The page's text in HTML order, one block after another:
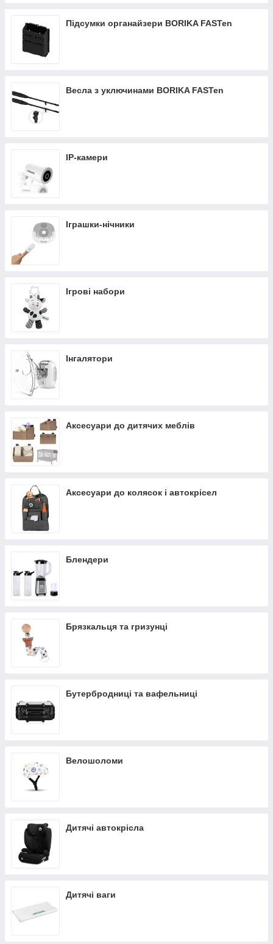
Підсумки органайзери BORIKA FASTen
Весла з уключинами BORIKA FASTen
IP-камери
Іграшки-нічники
Ігрові набори
Інгалятори
Аксесуари до дитячих меблів
Аксесуари до колясок і автокрісел
Блендери
Брязкальця та гризунці
Бутербродниці та вафельниці
Велошоломи
Дитячі автокрісла
Дитячі ваги